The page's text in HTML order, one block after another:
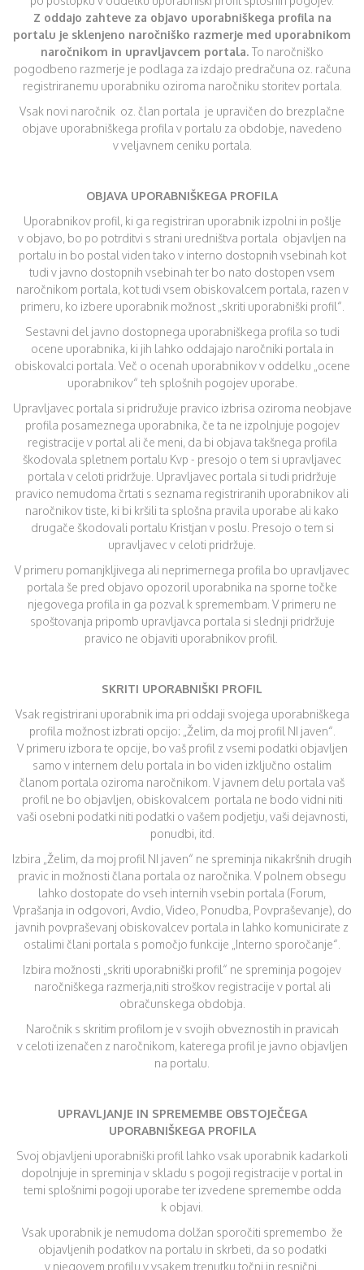
Z oddajo zahteve za objavo uporabniškega profila na
portalu je sklenjeno naročniško razmerje med uporabnikom
naročnikom in upravljavcem portala. To naročniško
pogodbeno razmerje je podlaga za izdajo predračuna oz. računa
registriranemu uporabniku oziroma naročniku storitev portala.
Vsak novi naročnik oz. član portala je upravičen do brezplačne
objave uporabniškega profila v portalu za obdobje, navedeno
v veljavnem ceniku portala.
OBJAVA UPORABNIŠKEGA PROFILA
Uporabnikov profil, ki ga registriran uporabnik izpolni in pošlje
v objavo, bo po potrditvi s strani uredništva portala objavljen na
portalu in bo postal viden tako v interno dostopnih vsebinah kot
tudi v javno dostopnih vsebinah ter bo nato dostopen vsem
naročnikom portala, kot tudi vsem obiskovalcem portala, razen v
primeru, ko izbere uporabnik možnost „skriti uporabniški profil“.
Sestavni del javno dostopnega uporabniškega profila so tudi
ocene uporabnika, ki jih lahko oddajajo naročniki portala in
obiskovalci portala. Več o ocenah uporabnikov v oddelku „ocene
uporabnikov“ teh splošnih pogojev uporabe.
Upravljavec portala si pridružuje pravico izbrisa oziroma neobjave
profila posameznega uporabnika, če ta ne izpolnjuje pogojev
registracije v portal ali če meni, da bi objava takšnega profila
škodovala spletnem portalu Kvp - presojo o tem si upravljavec
portala v celoti pridržuje. Upravljavec portala si tudi pridržuje
pravico nemudoma črtati s seznama registriranih uporabnikov ali
naročnikov tiste, ki bi kršili ta splošna pravila uporabe ali kako
drugače škodovali portalu Kristjan v poslu. Presojo o tem si
upravljavec v celoti pridržuje.
V primeru pomanjkljivega ali neprimernega profila bo upravljavec
portala še pred objavo opozoril uporabnika na sporne točke
njegovega profila in ga pozval k spremembam. V primeru ne
spoštovanja pripomb upravljavca portala si slednji pridržuje
pravico ne objaviti uporabnikov profil.
SKRITI UPORABNIŠKI PROFIL
Vsak registrirani uporabnik ima pri oddaji svojega uporabniškega
profila možnost izbrati opcijo: „Želim, da moj profil NI javen“.
V primeru izbora te opcije, bo vaš profil z vsemi podatki objavljen
samo v internem delu portala in bo viden izključno ostalim
članom portala oziroma naročnikom. V javnem delu portala vaš
profil ne bo objavljen, obiskovalcem portala ne bodo vidni niti
vaši osebni podatki niti podatki o vašem podjetju, vaši dejavnosti,
ponudbi, itd.
Izbira „Želim, da moj profil NI javen“ ne spreminja nikakršnih drugih
pravic in možnosti člana portala oz naročnika. V polnem obsegu
lahko dostopate do vseh internih vsebin portala (Forum,
Vprašanja in odgovori, Avdio, Video, Ponudba, Povpraševanje), do
javnih povpraševanj obiskovalcev portala in lahko komunicirate z
ostalimi člani portala s pomočjo funkcije „Interno sporočanje“.
Izbira možnosti „skriti uporabniški profil“ ne spreminja pogojev
naročniškega razmerja,niti stroškov registracije v portal ali
obračunskega obdobja.
Naročnik s skritim profilom je v svojih obveznostih in pravicah
v celoti izenačen z naročnikom, katerega profil je javno objavljen
na portalu.
UPRAVLJANJE IN SPREMEMBE OBSTOJEČEGA
UPORABNIŠKEGA PROFILA
Svoj objavljeni uporabniški profil lahko vsak uporabnik kadarkoli
dopolnjuje in spreminja v skladu s pogoji registracije v portal in
temi splošnimi pogoji uporabe ter izvedene spremembe odda
k objavi.
Vsak uporabnik je nemudoma dolžan sporočiti spremembo že
objavljenih podatkov na portalu in skrbeti, da so podatki
v njegovem profilu v vsakem trenutku točni in resnični.